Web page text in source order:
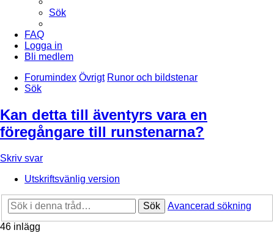
Sök
FAQ
Logga in
Bli medlem
Forumindex Övrigt Runor och bildstenar
Sök
Kan detta till äventyrs vara en
föregångare till runstenarna?
Skriv svar
Utskriftsvänlig version
Sök
Avancerad sökning
46 inlägg